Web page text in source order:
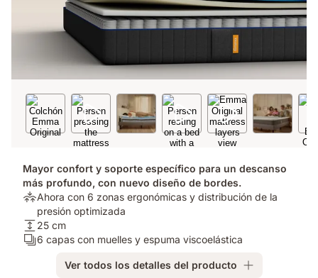
Mayor confort y soporte específico para un descanso
más profundo, con nuevo diseño de bordes.
Alivio
presión:
Ahora
Ahora con 6 zonas ergonómicas y distribución de la
presión optimizada​
Altura
del
25 cm
Número
6 capas con muelles y espuma viscoelástica
Ver todos los detalles del producto